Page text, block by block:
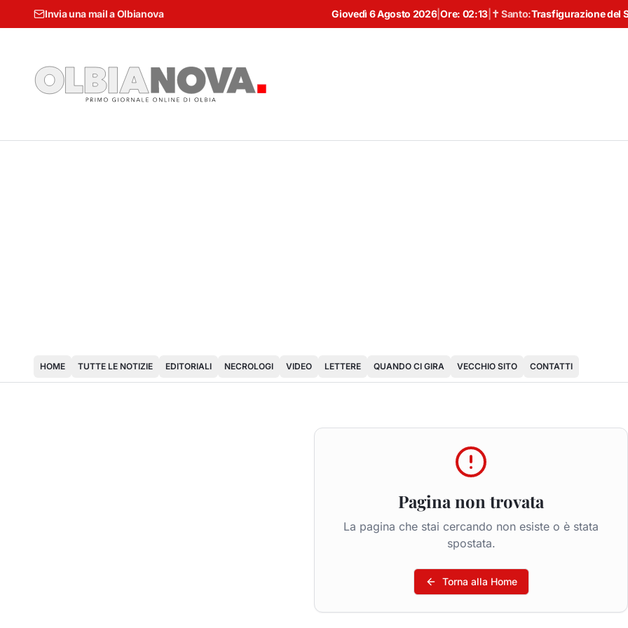
Invia una mail a Olbianova Giovedì 6 Agosto 2026 |Ore: 02:13| ✝ Santo:Trasfigurazione del
HOME TUTTE LE NOTIZIE EDITORIALI NECROLOGI VIDEO LETTERE QUANDO CI GIRA VECCHIO SITO CONTATTI
Pagina non trovata
La pagina che stai cercando non esiste o è stata
spostata.
Torna alla Home